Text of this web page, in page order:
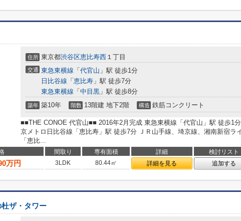
住所 東京都渋谷区恵比寿西 １丁目
交通 東急東横線 「 代官山 」駅 徒歩1分
日比谷線 「 恵比寿 」駅 徒歩7分
東急東横線 「 中目黒 」駅 徒歩8分
築年 築10年 階数 13階建 地下2階 構造 鉄筋コンクリート
■■THE CONOE 代官山■■ 2016年2月完成 東急東横線「代官山」駅 徒歩1
京メトロ日比谷線「恵比寿」駅 徒歩7分 ＪＲ山手線、埼京線、湘南新宿ラ
「恵比...
間取り 専有面積 詳細
検討リスト
万円 3LDK 80.44㎡ 詳細を見る 追加する
ザ・タワー